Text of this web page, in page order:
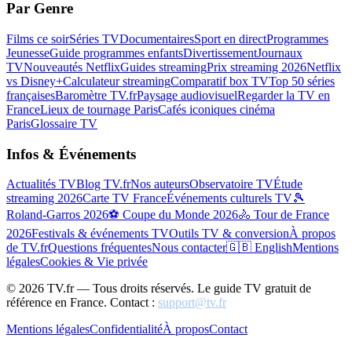
Par Genre
Films ce soirSéries TVDocumentairesSport en directProgrammes
JeunesseGuide programmes enfantsDivertissementJournaux
TVNouveautés NetflixGuides streamingPrix streaming 2026Netflix
vs Disney+Calculateur streamingComparatif box TVTop 50 séries
françaisesBaromètre TV.frPaysage audiovisuelRegarder la TV en
FranceLieux de tournage ParisCafés iconiques cinéma
ParisGlossaire TV
Infos & Événements
Actualités TVBlog TV.frNos auteursObservatoire TVÉtude
streaming 2026Carte TV FranceÉvénements culturels TV🎾
Roland-Garros 2026⚽ Coupe du Monde 2026🚴 Tour de France
2026Festivals & événements TVOutils TV & conversionÀ propos
de TV.frQuestions fréquentesNous contacter🇬🇧 EnglishMentions
légalesCookies & Vie privée
© 2026 TV.fr — Tous droits réservés. Le guide TV gratuit de
référence en France. Contact : support@tv.fr
Mentions légalesConfidentialitéÀ proposContact